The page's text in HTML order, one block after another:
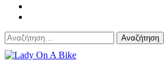
Αναζήτηση
για: